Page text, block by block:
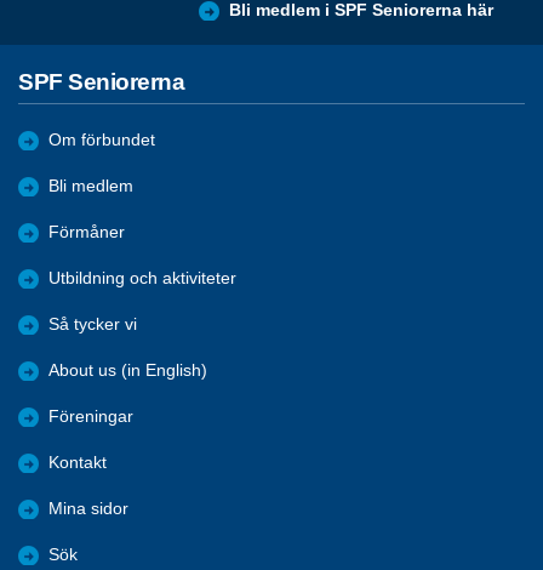
Bli medlem i SPF Seniorerna här
SPF Seniorerna
Om förbundet
Bli medlem
Förmåner
Utbildning och aktiviteter
Så tycker vi
About us (in English)
Föreningar
Kontakt
Mina sidor
Sök